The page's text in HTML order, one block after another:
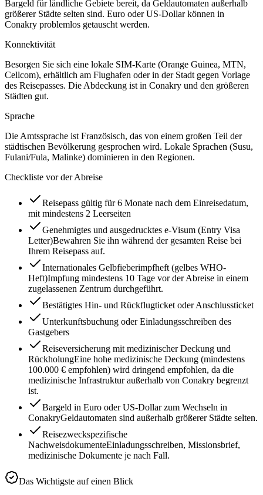
Bargeld für ländliche Gebiete bereit, da Geldautomaten außerhalb
größerer Städte selten sind. Euro oder US-Dollar können in
Conakry problemlos getauscht werden.
Konnektivität
Besorgen Sie sich eine lokale SIM-Karte (Orange Guinea, MTN,
Cellcom), erhältlich am Flughafen oder in der Stadt gegen Vorlage
des Reisepasses. Die Abdeckung ist in Conakry und den größeren
Städten gut.
Sprache
Die Amtssprache ist Französisch, das von einem großen Teil der
städtischen Bevölkerung gesprochen wird. Lokale Sprachen (Susu,
Fulani/Fula, Malinke) dominieren in den Regionen.
Checkliste vor der Abreise
Reisepass gültig für 6 Monate nach dem Einreisedatum,
mit mindestens 2 Leerseiten
Genehmigtes und ausgedrucktes e-Visum (Entry Visa
Letter)Bewahren Sie ihn während der gesamten Reise bei
Ihrem Reisepass auf.
Internationales Gelbfieberimpfheft (gelbes WHO-
Heft)Impfung mindestens 10 Tage vor der Abreise in einem
zugelassenen Zentrum durchgeführt.
Bestätigtes Hin- und Rückflugticket oder Anschlussticket
Unterkunftsbuchung oder Einladungsschreiben des
Gastgebers
Reiseversicherung mit medizinischer Deckung und
RückholungEine hohe medizinische Deckung (mindestens
100.000 € empfohlen) wird dringend empfohlen, da die
medizinische Infrastruktur außerhalb von Conakry begrenzt
ist.
Bargeld in Euro oder US-Dollar zum Wechseln in
ConakryGeldautomaten sind außerhalb größerer Städte selten.
Reisezweckspezifische
NachweisdokumenteEinladungsschreiben, Missionsbrief,
medizinische Dokumente je nach Fall.
Das Wichtigste auf einen Blick